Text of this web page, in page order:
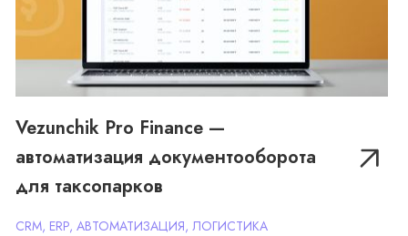
Vezunchik Pro Finance —
автоматизация документооборота
для таксопарков
CRM, ERP, АВТОМАТИЗАЦИЯ, ЛОГИСТИКА
Vezunchik Pro EDO — система
электронного документооборота
между водителями и Яндекс.Такси